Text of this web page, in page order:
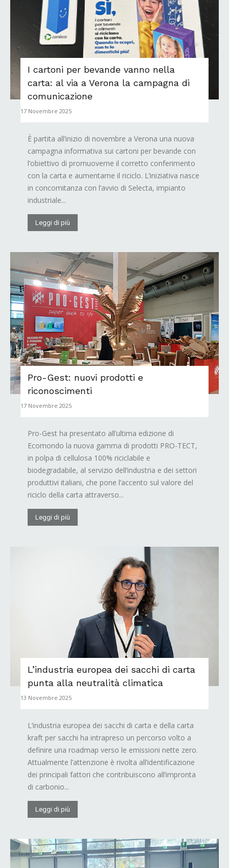
I cartoni per bevande vanno nella
carta: al via a Verona la campagna di
comunicazione
17 Novembre 2025
È partita all’inizio di novembre a Verona una nuova
campagna informativa sui cartoni per bevande con
l’obiettivo di promuoverne il corretto conferimento
con la carta e aumentarne il riciclo. L’iniziativa nasce
in concomitanza con l’avvio di Selecta, impianto
industriale...
Leggi di più
Pro-Gest: nuovi prodotti e
riconoscimenti
17 Novembre 2025
Pro-Gest ha presentato all’ultima edizione di
Ecomondo la nuova gamma di prodotti PRO-TECT,
in polpa di cellulosa 100% riciclabile e
biodegradabile, al servizio dell’industria e dei settori
produttivi italiani, che pone l’accento sul valore del
riciclo della carta attraverso...
Leggi di più
L’industria europea dei sacchi di carta
punta alla neutralità climatica
13 Novembre 2025
L’industria europea dei sacchi di carta e della carta
kraft per sacchi ha intrapreso un percorso volto a
definire una roadmap verso le emissioni nette zero.
Attualmente l’attenzione è rivolta all’identificazione
dei principali fattori che contribuiscono all’impronta
di carbonio...
Leggi di più